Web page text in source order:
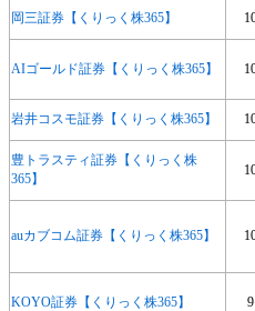
岡三証券【くりっく株365】
AIゴールド証券【くりっく株365】
岩井コスモ証券【くりっく株365】
豊トラスティ証券【くりっく株
365】
auカブコム証券【くりっく株365】
KOYO証券【くりっく株365】 9